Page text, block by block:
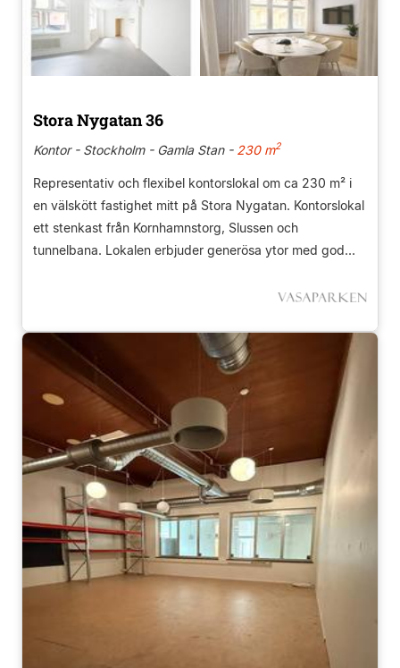
Stora Nygatan 36
Kontor - Stockholm - Gamla Stan -230 m2
Representativ och flexibel kontorslokal om ca 230 m² i
en välskött fastighet mitt på Stora Nygatan. Kontorslokal
ett stenkast från Kornhamnstorg, Slussen och
tunnelbana. Lokalen erbjuder generösa ytor med god...